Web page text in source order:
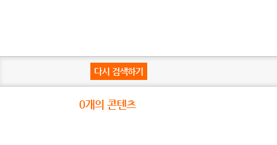
다시 검색하기
0개의 콘텐츠